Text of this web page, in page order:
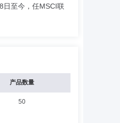
日至今，任MSCI联
产品数量
50